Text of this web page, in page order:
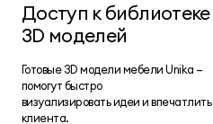
Доступ к библиотеке
3D моделей
Готовые 3D модели мебели Unika —
помогут быстро
визуализировать идеи и впечатлить
клиента.